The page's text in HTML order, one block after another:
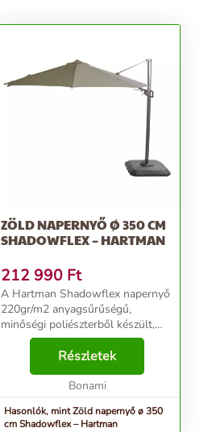
ZÖLD NAPERNYŐ Ø 350 CM
SHADOWFLEX – HARTMAN
212 990 Ft
A Hartman Shadowflex napernyő
220gr/m2 anyagsűrűségű,
minőségi poliészterből készült,
50+ UV szűrővel. Erős, tartós,
megtartja a színét és visszaveri a
szennyeződéseket. Az alumínium
váznak köszönhető...
Részletek
Bonami
Hasonlók, mint Zöld napernyő ø 350
cm Shadowflex – Hartman